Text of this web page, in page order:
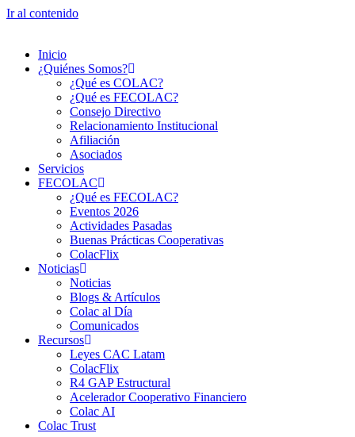
Ir al contenido
Inicio
¿Quiénes Somos?
¿Qué es COLAC?
¿Qué es FECOLAC?
Consejo Directivo
Relacionamiento Institucional
Afiliación
Asociados
Servicios
FECOLAC
¿Qué es FECOLAC?
Eventos 2026
Actividades Pasadas
Buenas Prácticas Cooperativas
ColacFlix
Noticias
Noticias
Blogs & Artículos
Colac al Día
Comunicados
Recursos
Leyes CAC Latam
ColacFlix
R4 GAP Estructural
Acelerador Cooperativo Financiero
Colac AI
Colac Trust